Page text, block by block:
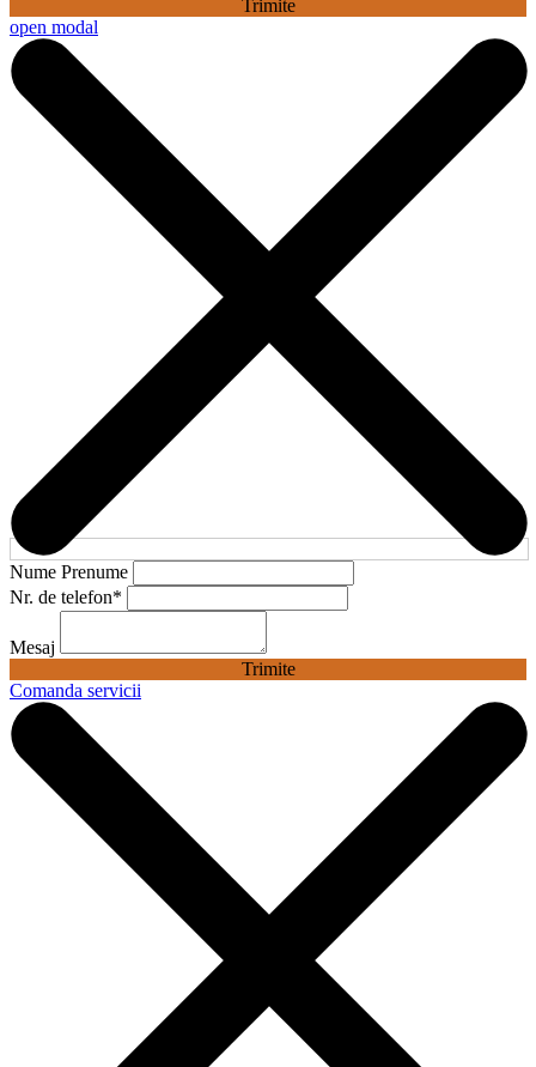
Trimite
open modal
Nume Prenume
Nr. de telefon*
Mesaj
Trimite
Comanda servicii